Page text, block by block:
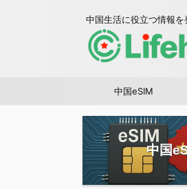
中国生活に役立つ情報を
中国eSIM
中国